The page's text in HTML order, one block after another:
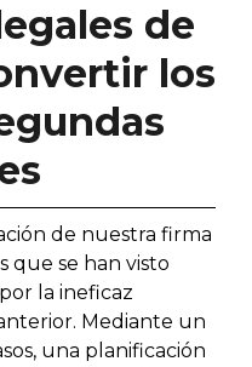
de
los
de nuestra firma
que se han visto
la ineficaz
Mediante un
una planificación